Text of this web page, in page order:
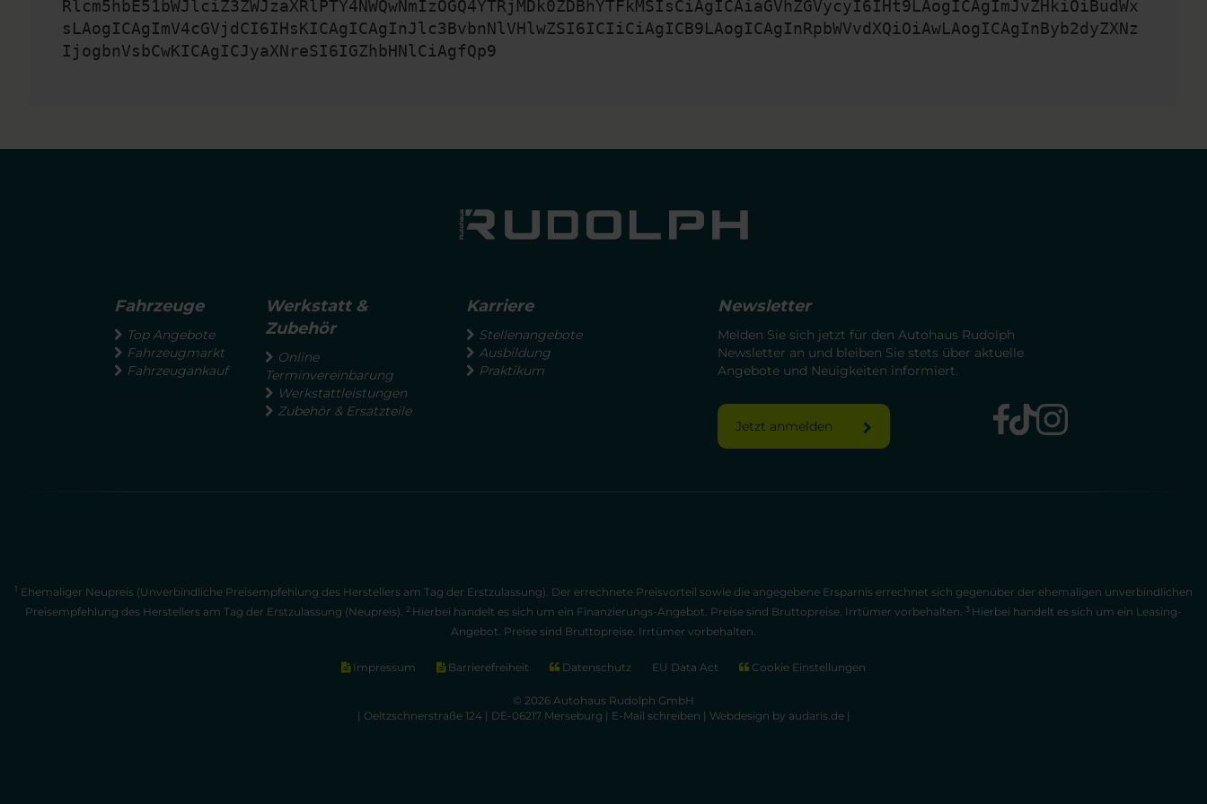
Rlcm5hbE51bWJlciZ3ZWJzaXRlPTY4NWQwNmIzOGQ4YTRjMDk0ZDBhYTFkMSIsCiAgICAiaGVhZGVycyI6IHt9LAogICAgImJvZHkiOiBudWx
sLAogICAgImV4cGVjdCI6IHsKICAgICAgInJlc3BvbnNlVHlwZSI6ICIiCiAgICB9LAogICAgInRpbWVvdXQiOiAwLAogICAgInByb2dyZXNz
IjogbnVsbCwKICAgICJyaXNreSI6IGZhbHNlCiAgfQp9
Fahrzeuge
Top Angebote
Fahrzeugmarkt
Fahrzeugankauf
Werkstatt &
Zubehör
Online
Terminvereinbarung
Werkstattleistungen
Zubehör & Ersatzteile
Karriere
Stellenangebote
Ausbildung
Praktikum
Newsletter
Melden Sie sich jetzt für den Autohaus Rudolph
Newsletter an und bleiben Sie stets über aktuelle
Angebote und Neuigkeiten informiert.
Jetzt anmelden
1 Ehemaliger Neupreis (Unverbindliche Preisempfehlung des Herstellers am Tag der Erstzulassung). Der errechnete Preisvorteil sowie die angegebene Ersparnis errechnet sich gegenüber der ehemaligen unverbindlichen
Preisempfehlung des Herstellers am Tag der Erstzulassung (Neupreis). 2 Hierbei handelt es sich um ein Finanzierungs-Angebot. Preise sind Bruttopreise. Irrtümer vorbehalten. 3 Hierbei handelt es sich um ein Leasing-
Angebot. Preise sind Bruttopreise. Irrtümer vorbehalten.
Impressum Barrierefreiheit Datenschutz EU Data Act Cookie Einstellungen
© 2026 Autohaus Rudolph GmbH
| Oeltzschnerstraße 124 | DE-06217 Merseburg | E-Mail schreiben | Webdesign by audaris.de|